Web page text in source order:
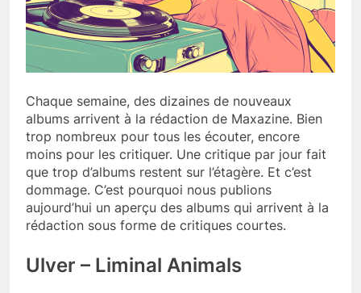
Chaque semaine, des dizaines de nouveaux
albums arrivent à la rédaction de Maxazine. Bien
trop nombreux pour tous les écouter, encore
moins pour les critiquer. Une critique par jour fait
que trop d’albums restent sur l’étagère. Et c’est
dommage. C’est pourquoi nous publions
aujourd’hui un aperçu des albums qui arrivent à la
rédaction sous forme de critiques courtes.
Ulver – Liminal Animals